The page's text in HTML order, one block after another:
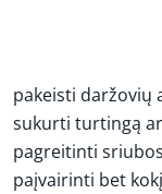
pakeisti daržovių
sukurti turtingą
pagreitinti
paįvairinti bet